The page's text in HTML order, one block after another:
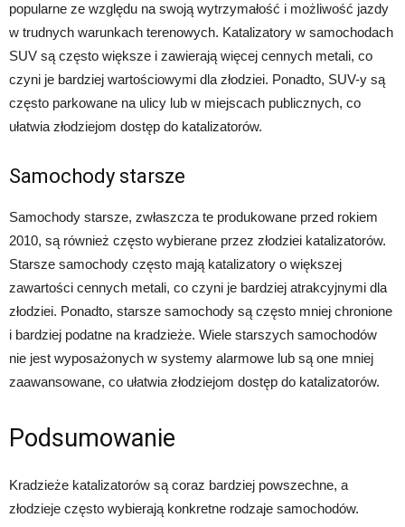
popularne ze względu na swoją wytrzymałość i możliwość jazdy
w trudnych warunkach terenowych. Katalizatory w samochodach
SUV są często większe i zawierają więcej cennych metali, co
czyni je bardziej wartościowymi dla złodziei. Ponadto, SUV-y są
często parkowane na ulicy lub w miejscach publicznych, co
ułatwia złodziejom dostęp do katalizatorów.
Samochody starsze
Samochody starsze, zwłaszcza te produkowane przed rokiem
2010, są również często wybierane przez złodziei katalizatorów.
Starsze samochody często mają katalizatory o większej
zawartości cennych metali, co czyni je bardziej atrakcyjnymi dla
złodziei. Ponadto, starsze samochody są często mniej chronione
i bardziej podatne na kradzieże. Wiele starszych samochodów
nie jest wyposażonych w systemy alarmowe lub są one mniej
zaawansowane, co ułatwia złodziejom dostęp do katalizatorów.
Podsumowanie
Kradzieże katalizatorów są coraz bardziej powszechne, a
złodzieje często wybierają konkretne rodzaje samochodów.